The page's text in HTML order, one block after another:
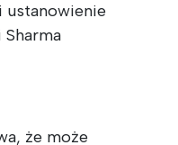
ustanowienie
że może